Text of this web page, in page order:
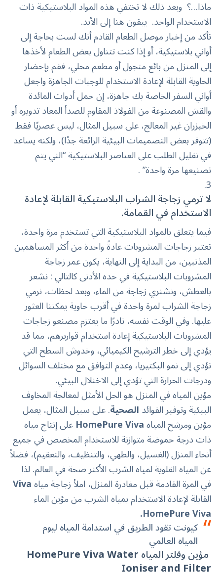
ماذا…؟ وبعد ذلك لا تختفي هذه المواد البلاستيكية ذات
الاستخدام الواحد. يبقون هنا إلى الأبد.
تأكد من إخبار موصل الطعام القادم أنك لست بحاجة إلى
أواني بلاستيكية، أو إذا كنت تتناول بعض الطعام لأخذها
إلى المنزل من بائع متجول أو مطعم محلي، فقم بإحضار
الحاوية القابلة لإعادة الاستخدام للوجبات الجاهزة واجعل
أواني السفر الخاصة بك جاهزة، إن حمل أدوات المائدة
والقش المصنوعة من الفولاذ المقاوم للصدأ المعاد تدويره أو
الخيزران غير المعالج، على سبيل المثال، ليس عصريًا فقط
(تتوفر بعض التصميمات البيئية الرائعة جدًا)، ولكنه يساعد
في تقليل الطلب على العناصر البلاستيكية “التي يتم
تصنيعها مرة واحدة” .
لا ترمي زجاجة الشراب البلاستيكية القابلة لإعادة
الاستخدام في القمامة.
فيما يتعلق بالمواد البلاستيكية التي تستخدم مرة واحدة،
تعتبر زجاجات المشروبات عادةً واحدة من أكثر المساهمين
المذنبين، من البداية إلى النهاية، يكون عمر زجاجة
المشروبات البلاستيكية في حده الأدنى كالتالي : نشعر
بالعطش، ونشتري زجاجة من الماء، وبعد لحظات، نرمي
زجاجة الشراب لمرة واحدة في أقرب حاوية يمكننا العثور
عليها. وفي الوقت نفسه، نادرًا ما يعتزم مصنعو زجاجات
المشروبات البلاستيكية إعادة استخدام قواريرهم، مما قد
يؤدي إلى خطر الترشيح الكيميائي، وخدوش السطح التي
تؤدي إلى نمو البكتيريا، وعدم التوافق مع مختلف السوائل
ودرجات الحرارة التي تؤدي إلى الاختلال البيئي.
مؤين المياه في المنزل هو الحل الأمثل لمعالجة المخاوف
البيئية وتوفير الفوائدالصحية. على سبيل المثال، يعمل
مؤين ومرشح المياهHomePure Vivaعلى إنتاج مياه
ذات درجة حموضة متوازنة للاستخدام المخصص في جميع
أنحاء المنزل (الغسيل، والطهي، والتنظيف، والتعقيم)، فضلاً
عن المياه القلوية لمياه الشرب الأكثر صحة في العالم. لذا
في المرة القادمة قبل مغادرة المنزل، املأ زجاجة مياهViva
القابلة لإعادة الاستخدام بمياه الشرب من مؤين الماء
HomePure Viva
.
كيونت تقود الطريق في استدامة المياه ليوم
المياه العالمي
مؤين وفلتر المياهHomePure Viva Water
Ioniser and Filter